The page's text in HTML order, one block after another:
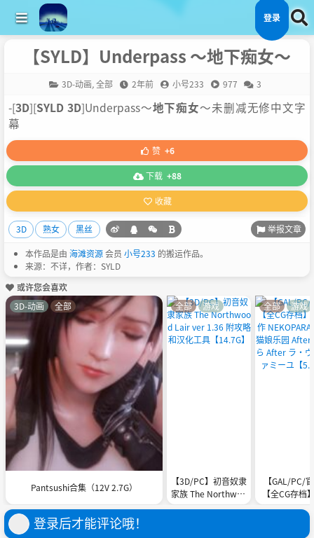
登录
【SYLD】Underpass ～地下痴女～
3D-动画,全部 2年前 小号233 977 3
-[3D][SYLD 3D]Underpass～地下痴女～未删减无修中文字
幕
赞 +6
下载 +88
收藏
3D 熟女 黑丝 举报文章
本作品是由 海滩资源会员 小号233 的搬运作品。
来源：不详，作者：SYLD
或许您会喜欢
Pantsushi合集（12V 2.7G）
3D-动画 全部
【3D/PC】初音奴隶
家族 The Northwoo
d Lair ver 1.36 附攻
全部 游戏
【GAL/PC/
【全CG存档
新作
er~猫娘乐
ネコぱら
全部 游戏
登录后才能评论哦！